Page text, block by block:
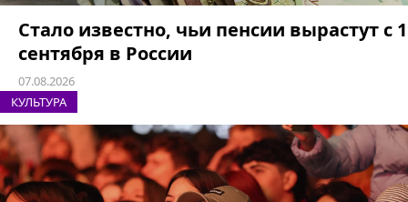
Стало известно, чьи пенсии вырастут с 1
сентября в России
07.08.2026
КУЛЬТУРА